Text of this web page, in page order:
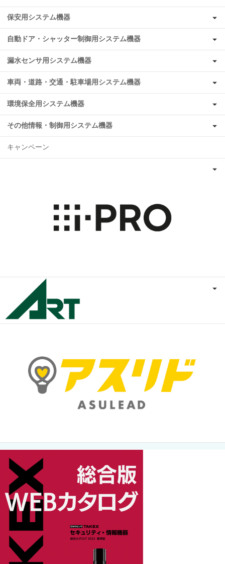
保安用システム機器
自動ドア・シャッター制御用システム機器
漏水センサ用システム機器
車両・道路・交通・駐車場用システム機器
環境保全用システム機器
その他情報・制御用システム機器
キャンペーン